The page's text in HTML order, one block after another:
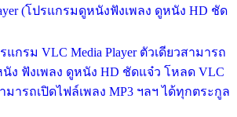
(โปรแกรมดูหนังฟังเพลง ดูหนัง HD ชัด
กรม VLC Media Player ตัวเดียวสามารถ
ง ฟังเพลง ดูหนัง HD ชัดแจ๋ว โหลด VLC
มารถเปิดไฟล์เพลง MP3 ฯลฯ ได้ทุกตระกูล